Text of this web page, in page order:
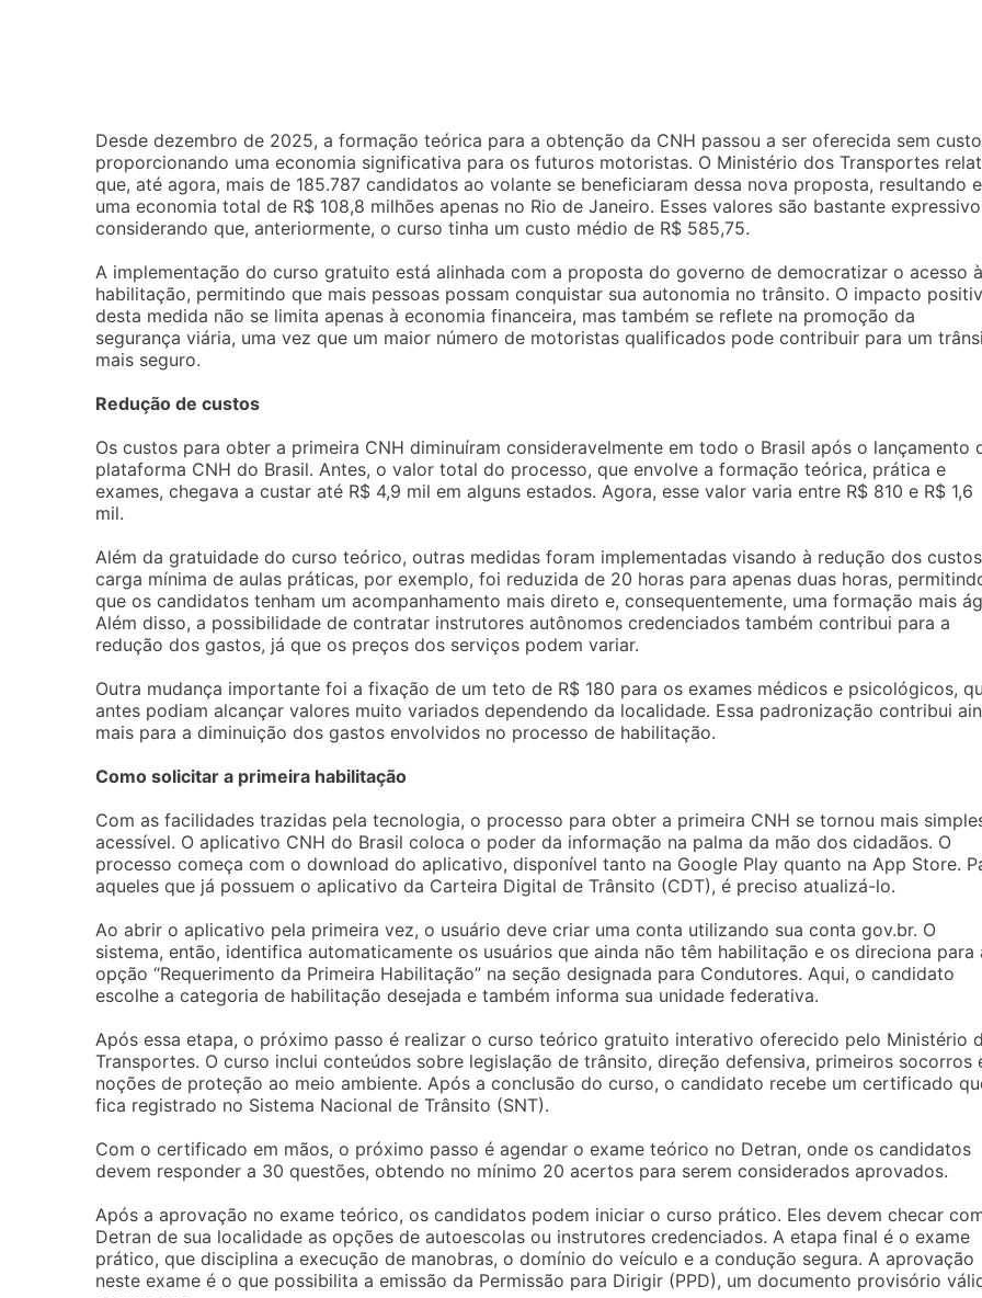
Desde dezembro de 2025, a formação teórica para a obtenção da CNH passou a ser oferecida sem
proporcionando uma economia significativa para os futuros motoristas. O Ministério dos Transportes
que, até agora, mais de 185.787 candidatos ao volante se beneficiaram dessa nova proposta, resultando
uma economia total de R$ 108,8 milhões apenas no Rio de Janeiro. Esses valores são bastante
considerando que, anteriormente, o curso tinha um custo médio de R$ 585,75.
A implementação do curso gratuito está alinhada com a proposta do governo de democratizar o acesso à
habilitação, permitindo que mais pessoas possam conquistar sua autonomia no trânsito. O impacto
desta medida não se limita apenas à economia financeira, mas também se reflete na promoção da
segurança viária, uma vez que um maior número de motoristas qualificados pode contribuir para um
mais seguro.
Redução de custos
Os custos para obter a primeira CNH diminuíram consideravelmente em todo o Brasil após o lançamento
plataforma CNH do Brasil. Antes, o valor total do processo, que envolve a formação teórica, prática e
exames, chegava a custar até R$ 4,9 mil em alguns estados. Agora, esse valor varia entre R$ 810 e R$ 1,6
mil.
Além da gratuidade do curso teórico, outras medidas foram implementadas visando à redução dos
carga mínima de aulas práticas, por exemplo, foi reduzida de 20 horas para apenas duas horas,
que os candidatos tenham um acompanhamento mais direto e, consequentemente, uma formação mais
Além disso, a possibilidade de contratar instrutores autônomos credenciados também contribui para a
redução dos gastos, já que os preços dos serviços podem variar.
Outra mudança importante foi a fixação de um teto de R$ 180 para os exames médicos e psicológicos,
antes podiam alcançar valores muito variados dependendo da localidade. Essa padronização contribui
mais para a diminuição dos gastos envolvidos no processo de habilitação.
Como solicitar a primeira habilitação
Com as facilidades trazidas pela tecnologia, o processo para obter a primeira CNH se tornou mais
acessível. O aplicativo CNH do Brasil coloca o poder da informação na palma da mão dos cidadãos. O
processo começa com o download do aplicativo, disponível tanto na Google Play quanto na App Store.
aqueles que já possuem o aplicativo da Carteira Digital de Trânsito (CDT), é preciso atualizá-lo.
Ao abrir o aplicativo pela primeira vez, o usuário deve criar uma conta utilizando sua conta gov.br. O
sistema, então, identifica automaticamente os usuários que ainda não têm habilitação e os direciona para
opção “Requerimento da Primeira Habilitação” na seção designada para Condutores. Aqui, o candidato
escolhe a categoria de habilitação desejada e também informa sua unidade federativa.
Após essa etapa, o próximo passo é realizar o curso teórico gratuito interativo oferecido pelo Ministério
Transportes. O curso inclui conteúdos sobre legislação de trânsito, direção defensiva, primeiros socorros
noções de proteção ao meio ambiente. Após a conclusão do curso, o candidato recebe um certificado
fica registrado no Sistema Nacional de Trânsito (SNT).
Com o certificado em mãos, o próximo passo é agendar o exame teórico no Detran, onde os candidatos
devem responder a 30 questões, obtendo no mínimo 20 acertos para serem considerados aprovados.
Após a aprovação no exame teórico, os candidatos podem iniciar o curso prático. Eles devem checar
Detran de sua localidade as opções de autoescolas ou instrutores credenciados. A etapa final é o exame
prático, que disciplina a execução de manobras, o domínio do veículo e a condução segura. A aprovação
neste exame é o que possibilita a emissão da Permissão para Dirigir (PPD), um documento provisório